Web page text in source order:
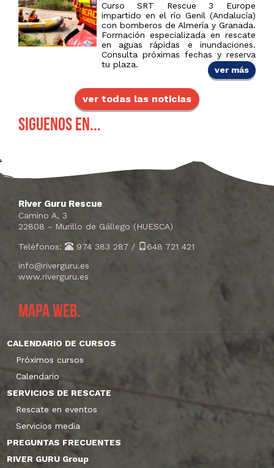
Curso SRT Rescue 3 Europe
impartido en el río Genil (Andalucía)
con bomberos de Almería y Granada.
Formación especializada en rescate
en aguas rápidas e inundaciones.
Consulta próximas fechas y reserva
tu plaza.
ver más
ver todas las noticias
Siguenos en...
River Guru Rescue
Camino A, 3
22808 - Murillo de Gállego (HUESCA)
Teléfonos: 974 383 287 /
648 721 421
info@riverguru.es
www.riverguru.es
Mapa web.
CALENDARIO DE CURSOS
Próximos cursos
Calendario
SERVICIOS DE RESCATE
Rescate en eventos
Servicios media
PREGUNTAS FRECUENTES
RIVER GURU Group